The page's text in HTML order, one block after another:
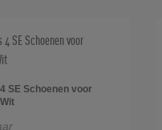
SE Schoenen voor